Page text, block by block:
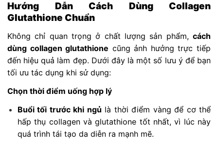
Hướng Dẫn Cách Dùng Collagen
Glutathione Chuẩn
Không chỉ quan trọng ở chất lượng sản phẩm, cách
dùng collagen glutathione cũng ảnh hưởng trực tiếp
đến hiệu quả làm đẹp. Dưới đây là một số lưu ý để bạn
tối ưu tác dụng khi sử dụng:
Chọn thời điểm uống hợp lý
Buổi tối trước khi ngủ là thời điểm vàng để cơ thể
hấp thụ collagen và glutathione tốt nhất, vì lúc này
quá trình tái tạo da diễn ra mạnh mẽ.